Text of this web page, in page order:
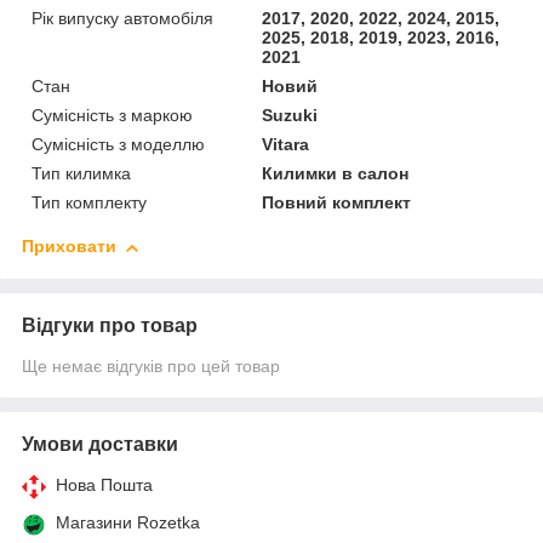
Рік випуску автомобіля
2017, 2020, 2022, 2024, 2015,
2025, 2018, 2019, 2023, 2016,
2021
Стан
Новий
Сумісність з маркою
Suzuki
Сумісність з моделлю
Vitara
Тип килимка
Килимки в салон
Тип комплекту
Повний комплект
Приховати
Відгуки про товар
Ще немає відгуків про цей товар
Умови доставки
Нова Пошта
Магазини Rozetka